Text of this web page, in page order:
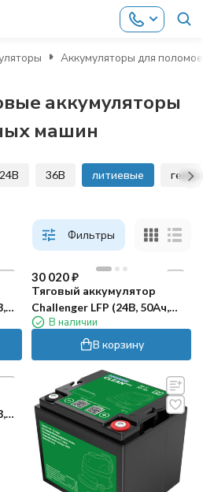
Аккумуляторы для
аккумуляторы
машин
24В 36В литиевые
Фильтры
30 020₽
Тяговый аккумулятор
Challenger LFP (24В, 50Ач,
LiFePO4)
В наличии
В корзину